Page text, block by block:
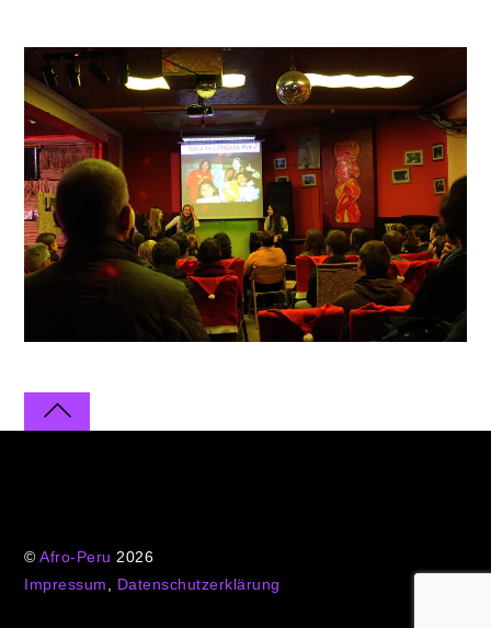
©Afro-Peru 2026
Impressum
Datenschutzerklärung